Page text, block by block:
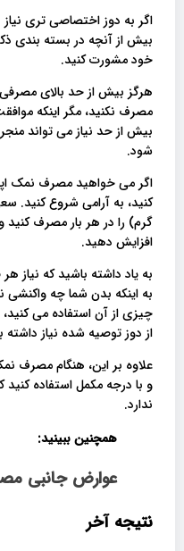
اگر به دوز اختصاصی تری نیاز
بیش از آنچه در بسته بندی
خود مشورت کنید.
هرگز بیش از حد بالای
مصرف نکنید، مگر اینکه
بیش از حد نیاز می تواند
شود.
اگر می خواهید مصرف نمک
گرم) را در هر بار مصرف کنید
افزایش دهید.
به یاد داشته باشید که نیاز
به اینکه بدن شما چه
چیزی از آن استفاده می
از دوز توصیه شده نیاز داشته
علاوه بر این، هنگام مصرف
و با درجه مکمل استفاده
ندارد.
همچنین ببینید:
عوارض جانبی
نتیجه آخر